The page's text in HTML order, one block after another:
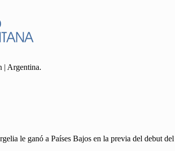
| Argentina.
le ganó a Países Bajos en la previa del debut